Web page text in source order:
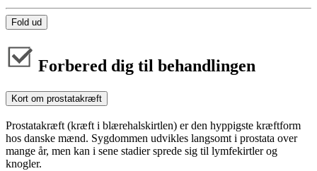
Fold ud
Forbered dig til behandlingen
Kort om prostatakræft
Prostatakræft (kræft i blærehalskirtlen) er den hyppigste kræftform
hos danske mænd. Sygdommen udvikles langsomt i prostata over
mange år, men kan i sene stadier sprede sig til lymfekirtler og
knogler.